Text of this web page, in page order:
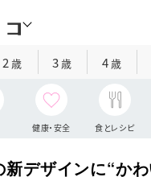
2 歳 3歳 4歳
健康・安全 食とレシピ
新デザインに“か